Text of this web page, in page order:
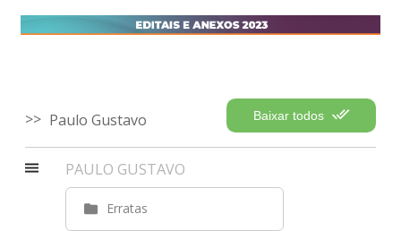
Baixar todos
Paulo Gustavo
PAULO GUSTAVO
Erratas